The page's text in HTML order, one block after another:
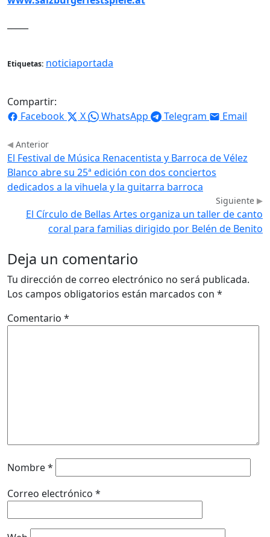
Etiquetas: noticiaportada
Compartir:
Facebook
X WhatsApp Telegram Email
Anterior
El Festival de Música Renacentista y Barroca de Vélez
Blanco abre su 25ª edición con dos conciertos
dedicados a la vihuela y la guitarra barroca
Siguiente
El Círculo de Bellas Artes organiza un taller de canto
coral para familias dirigido por Belén de Benito
Deja un comentario
Tu dirección de correo electrónico no será publicada.
Los campos obligatorios están marcados con *
Comentario *
Nombre*
Correo electrónico *